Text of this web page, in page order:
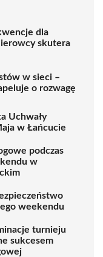
dla
skutera
w sieci –
o rozwagę
Uchwały
w Łańcucie
podczas
w
weekendu
turnieju
sukcesem